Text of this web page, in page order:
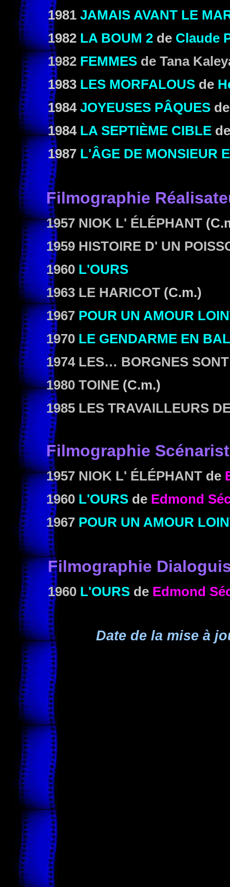
1981 JAMAIS AVANT LE
1982 LA BOUM 2 de Claude
1982 FEMMES de Tana
1983 LES MORFALOUS de
1984 JOYEUSES PÂQUES de
1984 LA SEPTIÈME CIBLE
1987 L'ÂGE DE MONSIEUR
Filmographie
1957 NIOK L' ÉLÉPHANT
1959 HISTOIRE D' UN
1960 L'OURS
1963 LE HARICOT (C.m.)
1967 POUR UN AMOUR
1970 LE GENDARME EN
1974 LES… BORGNES
1980 TOINE (C.m.)
1985 LES TRAVAILLEURS
Filmographie
1957 NIOK L' ÉLÉPHANT de
1960 L'OURS de Edmond
1967 POUR UN AMOUR
Filmographie
1960 L'OURS de Edmond
Date de la mise à